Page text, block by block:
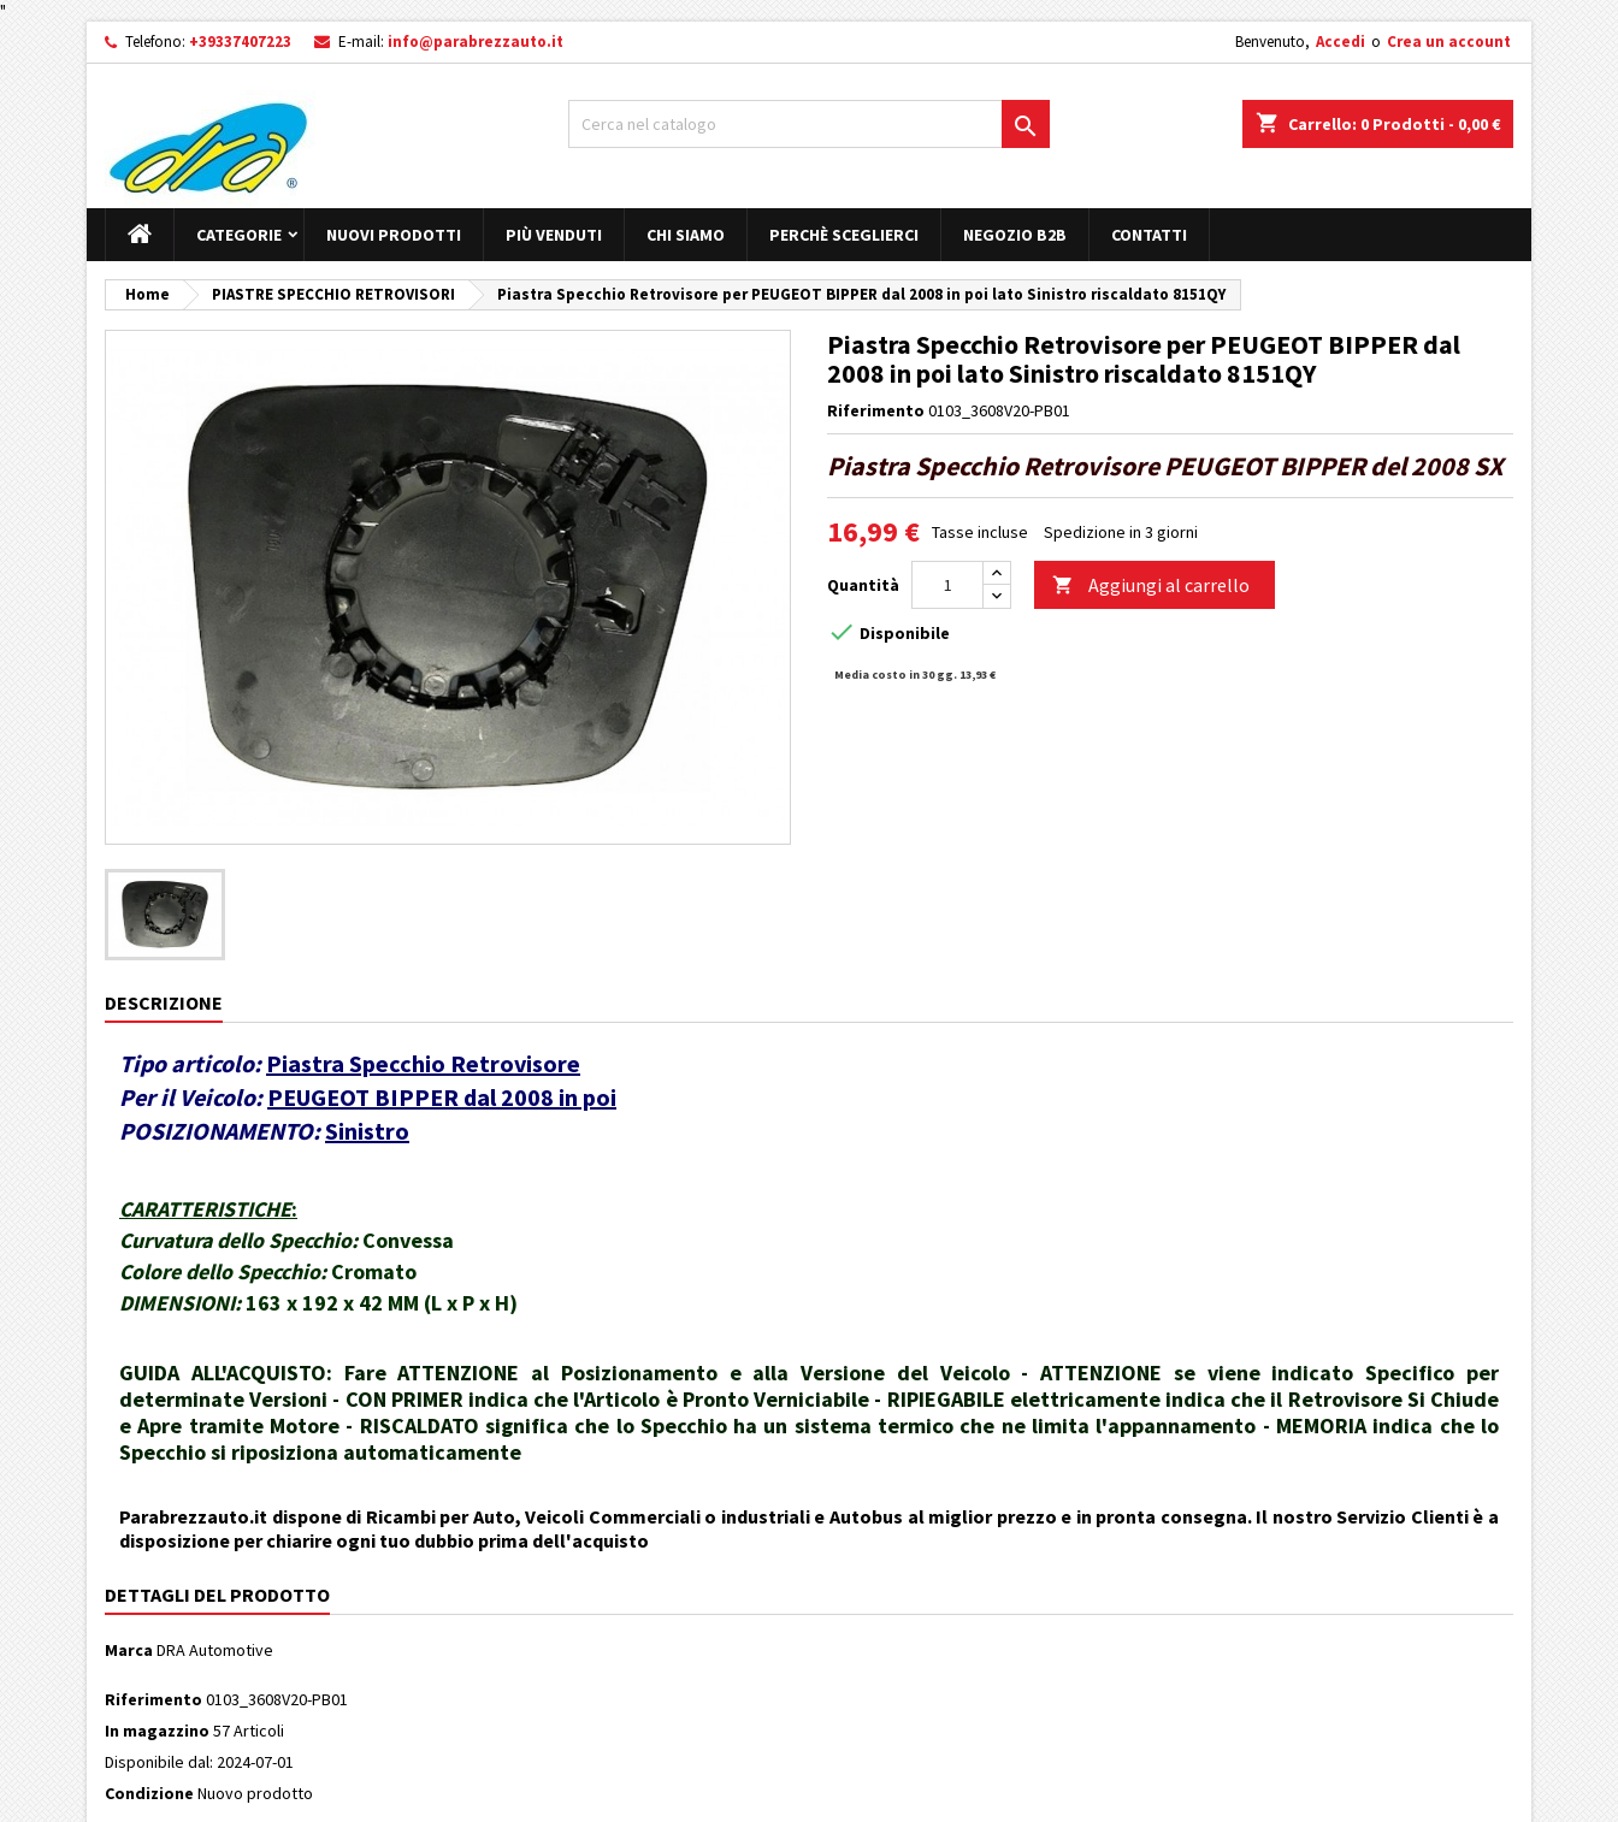
"
Telefono: +39337407223 E-mail: info@parabrezzauto.it Benvenuto, Accedi o Crea un account
shopping_cart Carrello: 0 Prodotti - 0,00 €

CATEGORIE NUOVI PRODOTTI PIÙ VENDUTI CHI SIAMO PERCHÈ SCEGLIERCI NEGOZIO B2B CONTATTI
Home PIASTRE SPECCHIO RETROVISORI Piastra Specchio Retrovisore per PEUGEOT BIPPER dal 2008 in poi lato Sinistro riscaldato 8151QY
Piastra Specchio Retrovisore per PEUGEOT BIPPER dal
2008 in poi lato Sinistro riscaldato 8151QY
Riferimento 0103_3608V20-PB01
Piastra Specchio Retrovisore PEUGEOT BIPPER del 2008 SX
16,99 € Tasse incluse Spedizione in 3 giorni
Quantità  Aggiungi al carrello
 Disponibile
Media costo in 30 gg. 13,93 €
DESCRIZIONE
Tipo articolo: Piastra Specchio Retrovisore
Per il Veicolo: PEUGEOT BIPPER dal 2008 in poi
POSIZIONAMENTO:Sinistro
CARATTERISTICHE:
Curvatura dello Specchio: Convessa
Colore dello Specchio: Cromato
DIMENSIONI: 163 x 192 x 42 MM (L x P x H)
GUIDA ALL'ACQUISTO: Fare ATTENZIONE al Posizionamento e alla Versione del Veicolo - ATTENZIONE se viene indicato Specifico per
determinate Versioni - CON PRIMER indica che l'Articolo è Pronto Verniciabile - RIPIEGABILE elettricamente indica che il Retrovisore Si Chiude
e Apre tramite Motore - RISCALDATO significa che lo Specchio ha un sistema termico che ne limita l'appannamento - MEMORIA indica che lo
Specchio si riposiziona automaticamente
Parabrezzauto.it dispone di Ricambi per Auto, Veicoli Commerciali o industriali e Autobus al miglior prezzo e in pronta consegna. Il nostro Servizio Clienti è a
disposizione per chiarire ogni tuo dubbio prima dell'acquisto
DETTAGLI DEL PRODOTTO
Marca DRA Automotive
Riferimento 0103_3608V20-PB01
In magazzino 57 Articoli
Disponibile dal: 2024-07-01
Condizione Nuovo prodotto